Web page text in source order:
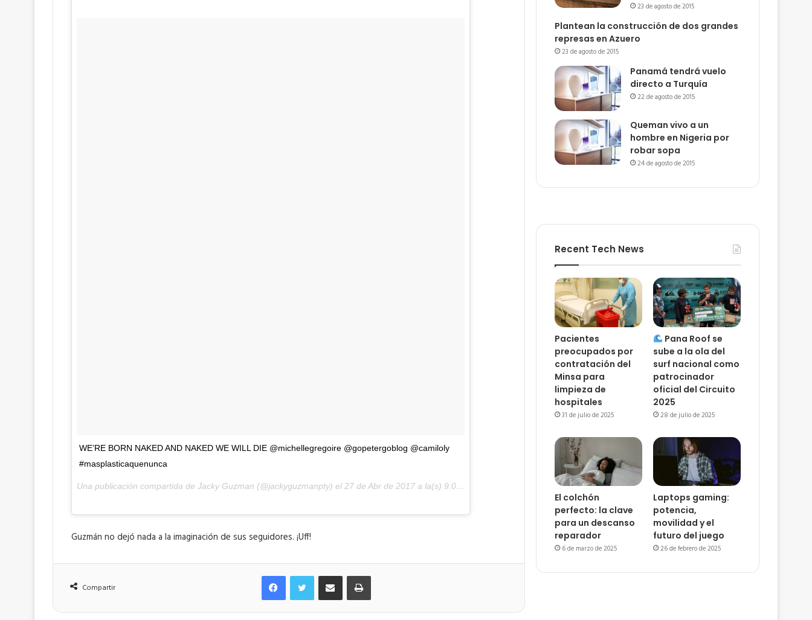
WE’RE BORN NAKED AND NAKED WE WILL DIE @michellegregoire @gopetergoblog @camiloly
#masplasticaquenunca
Una publicación compartida de Jacky Guzman (@jackyguzmanpty) el 27 de Abr de 2017 a la(s) 9:04 PDT
Guzmán no dejó nada a la imaginación de sus seguidores. ¡Uff!
Compartir
FacebookTwitter Compartir por correo electrónicoImprimir
23 de agosto de 2015
Plantean la construcción de dos grandes
represas en Azuero
23 de agosto de 2015
Panamá tendrá vuelo
directo a Turquía
22 de agosto de 2015
Queman vivo a un
hombre en Nigeria por
robar sopa
24 de agosto de 2015
Recent Tech News
Pacientes
preocupados por
contratación del
Minsa para
limpieza de
hospitales
31 de julio de 2025
Pana Roof se
sube a la ola del
surf nacional como
patrocinador
oficial del Circuito
2025
28 de julio de 2025
El colchón
perfecto: la clave
para un descanso
reparador
6 de marzo de 2025
Laptops gaming:
potencia,
movilidad y el
futuro del juego
26 de febrero de 2025